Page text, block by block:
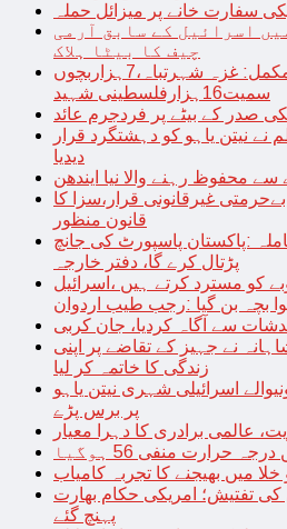
سفارت خانے پر میزائل حملہ
اسرائیل کے سابق آرمی
چیف کا بیٹا ہلاک
حماس اسرائیل جنگ،2ماہ مکمل: غزہ شہرتباہ،7ہزاربچوں
سمیت16ہزارفلسطینی شہید
صدر کے بیٹے پر فردجرم عائد
نے نیتن یاہو کو دہشتگرد قرار
دیدیا
سے محفوظ رہنے والا نیا ایندھن
غیرقانونی قرار،سزا کا
قانون منظور
:پاکستان پاسپورٹ کی جانچ
پڑتال کرے گا، دفتر خارجہ
کو مسترد کرتے ہیں ،اسرائیل
بچہ بن گیا :رجب طیب اردوان
سے آگاہ کردیا، جان کربی
شاہانہ نے جہیز کے تقاضے پر اپنی
زندگی کا خاتمہ کر لیا
اسرائیلی شہری نیتن یاہو
پر برس پڑے
عالمی برادری کا دہرا معیار
حرارت منفی 56 ہوگیا
خلا میں بھیجنے کا تجربہ کامیاب
تفتیش؛ امریکی حکام بھارت
پہنچ گئے